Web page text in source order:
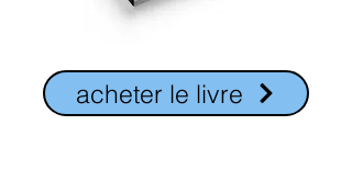
acheter le livre